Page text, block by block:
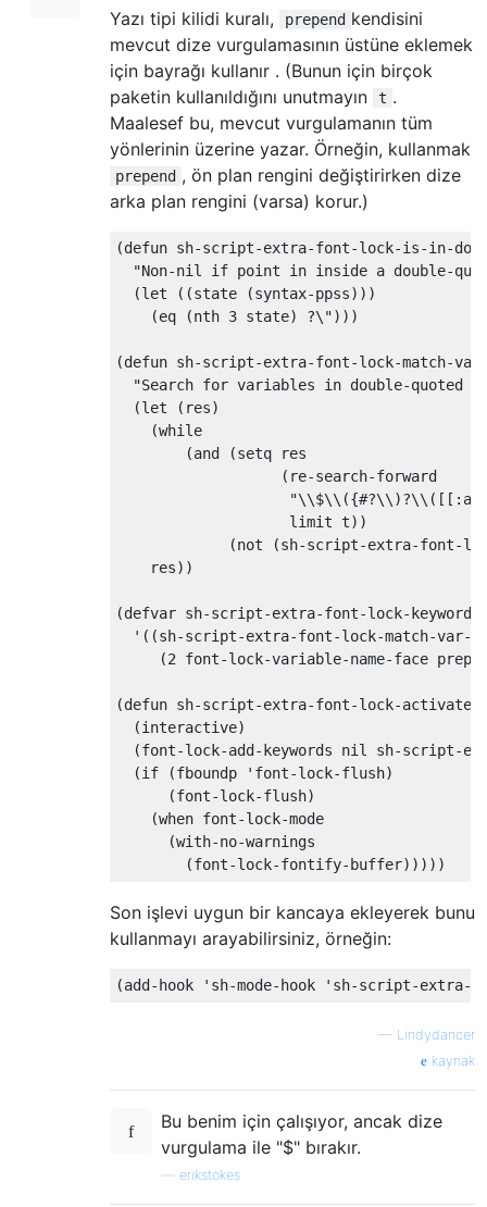
Yazı tipi kilidi kuralı,
prepend kendisini
mevcut dize vurgulamasının üstüne eklemek
için bayrağı kullanır . (Bunun için birçok
paketin kullanıldığını unutmayın
t .
Maalesef bu, mevcut vurgulamanın tüm
yönlerinin üzerine yazar. Örneğin, kullanmak
prepend , ön plan rengini değiştirirken dize
arka plan rengini (varsa) korur.)
(defun sh-script-extra-font-lock-is-in-
"Non-nil if point in inside a double-
  (let ((state (syntax-ppss)))
    (eq (nth 3 state) ?\")))
(defun sh-script-extra-font-lock-match-
"Search for variables in double-quoted
  (let (res)
    (while
        (and (setq res
                   (re-search-forward
                    limit t))
(not (sh-script-extra-font-
    res))
(defvar sh-script-extra-font-lock-keywords
'((sh-script-extra-font-lock-match-var-
(2 font-lock-variable-name-face
(defun sh-script-extra-font-lock-activate
  (interactive)
(font-lock-add-keywords nil sh-script-
  (if (fboundp 'font-lock-flush)
      (font-lock-flush)
    (when font-lock-mode
      (with-no-warnings
Son işlevi uygun bir kancaya ekleyerek bunu
kullanmayı arayabilirsiniz, örneğin:
— Lindydancer
kaynak
Bu benim için çalışıyor, ancak dize
vurgulama ile "$" bırakır.
erikstokes